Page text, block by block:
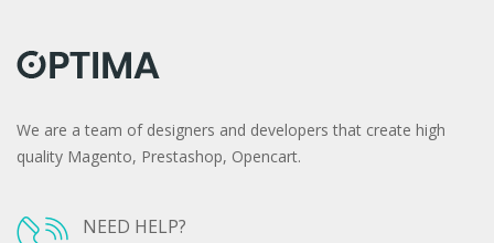
We are a team of designers and developers that create high
quality Magento, Prestashop, Opencart.
NEED HELP?